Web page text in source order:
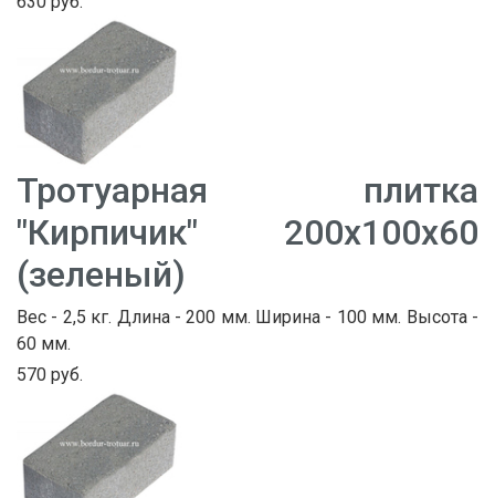
Тротуарная плитка
"Кирпичик" 200х100х60
(зеленый)
Вес - 2,5 кг. Длина - 200 мм. Ширина - 100 мм. Высота -
60 мм.
570 руб.